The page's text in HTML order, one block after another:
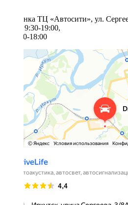
ТЦ «Автосити», ул.
пн-сб 9:30-19:00,
вс 9:30-18:00